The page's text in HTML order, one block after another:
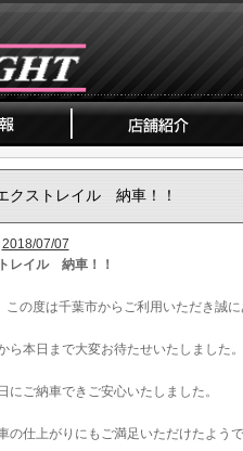
クストレイル 納車！！
2018/07/07
レイル 納車！！
この度は千葉市からご利用いただき誠に
ら本日まで大変お待たせいたしました。
にご納車できご安心いたしました。
の仕上がりにもご満足いただけたようで